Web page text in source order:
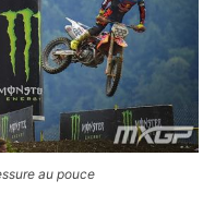
au pouce